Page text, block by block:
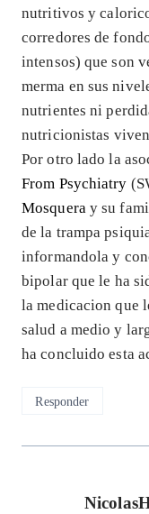
nutritivos y
corredores de
intensos) que son
merma en sus
nutrientes ni
nutricionistas
Por otro lado la
From Psychiatry
Mosqueray su
de la trampa
informandola y
bipolar que le ha
la medicacion que
salud a medio y
ha concluido esta
Responder